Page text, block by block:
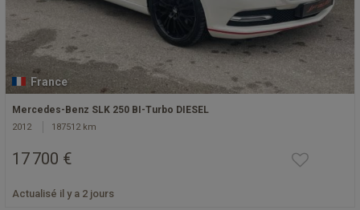
France
Mercedes-Benz SLK 250 BI-Turbo DIESEL
2012 187512 km
17 700 €
Actualisé il y a 2 jours